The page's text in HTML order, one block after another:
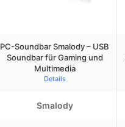
PC-Soundbar Smalody – USB
Soundbar für Gaming und
Multimedia
Details
Smalody